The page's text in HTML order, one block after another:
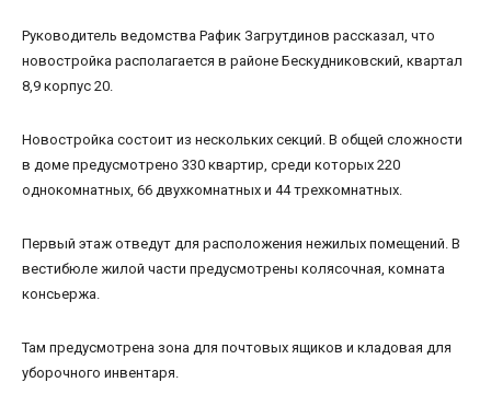
Руководитель ведомства Рафик Загрутдинов рассказал, что
новостройка располагается в районе Бескудниковский, квартал
8,9 корпус 20.
Новостройка состоит из нескольких секций. В общей сложности
в доме предусмотрено 330 квартир, среди которых 220
однокомнатных, 66 двухкомнатных и 44 трехкомнатных.
Первый этаж отведут для расположения нежилых помещений. В
вестибюле жилой части предусмотрены колясочная, комната
консьержа.
Там предусмотрена зона для почтовых ящиков и кладовая для
уборочного инвентаря.